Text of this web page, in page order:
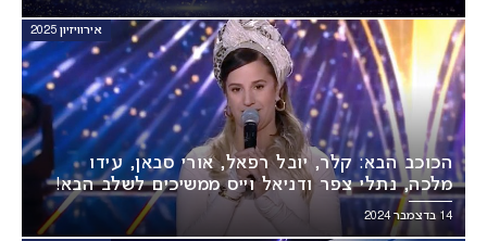
אירוויזיון 2025
הכוכב הבא: קלר, יובל רפאל, אורי סבאן, עידו
מלכה, נתלי צפר ודניאל וייס ממשיכים לשלב הבא!
14 בדצמבר 2024